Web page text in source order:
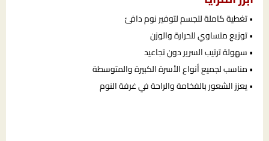
• تغطية كاملة للجسم لتوفير نوم دافئ
• توزيع متساوي للحرارة والوزن
• سهولة ترتيب السرير دون تجاعيد
• مناسب لجميع أنواع الأسرة الكبيرة والمتوسطة
• يعزز الشعور بالفخامة والراحة في غرفة النوم